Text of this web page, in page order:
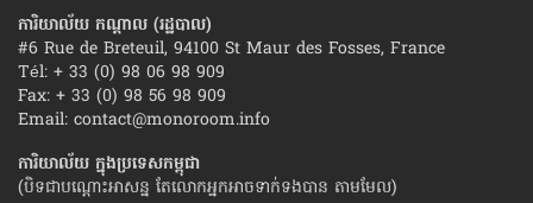
ការិយាល័យ កណ្ដាល (រដ្ឋបាល)
#6 Rue de Breteuil, 94100 St Maur des Fosses, France
Tél: + 33 (0) 98 06 98 909
Fax: + 33 (0) 98 56 98 909
Email: contact@monoroom.info
ការិយាល័យ ក្នុង​ប្រទេស​កម្ពុជា
(បិទជាបណ្ដោះអាសន្ន តែលោកអ្នកអាចទាក់ទងបាន តាមមែល)